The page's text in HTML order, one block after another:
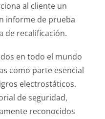
al cliente un
informe de prueba
de recalificación.
en todo el mundo
como parte esencial
electrostáticos.
de seguridad,
reconocidos